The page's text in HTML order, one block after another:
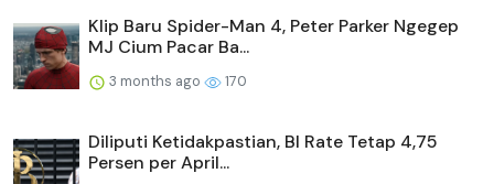
Klip Baru Spider-Man 4, Peter Parker Ngegep
MJ Cium Pacar Ba...
3 months ago 170
Diliputi Ketidakpastian, BI Rate Tetap 4,75
Persen per April...